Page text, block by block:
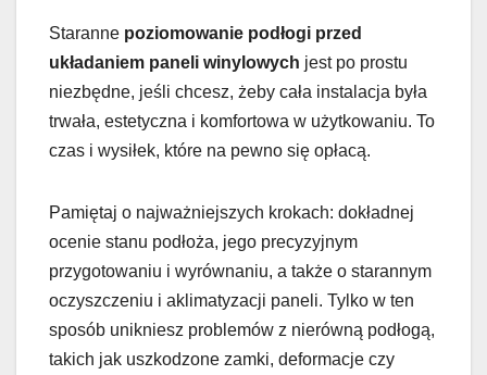
Staranne poziomowanie podłogi przed
układaniem paneli winylowych jest po prostu
niezbędne, jeśli chcesz, żeby cała instalacja była
trwała, estetyczna i komfortowa w użytkowaniu. To
czas i wysiłek, które na pewno się opłacą.
Pamiętaj o najważniejszych krokach: dokładnej
ocenie stanu podłoża, jego precyzyjnym
przygotowaniu i wyrównaniu, a także o starannym
oczyszczeniu i aklimatyzacji paneli. Tylko w ten
sposób unikniesz problemów z nierówną podłogą,
takich jak uszkodzone zamki, deformacje czy